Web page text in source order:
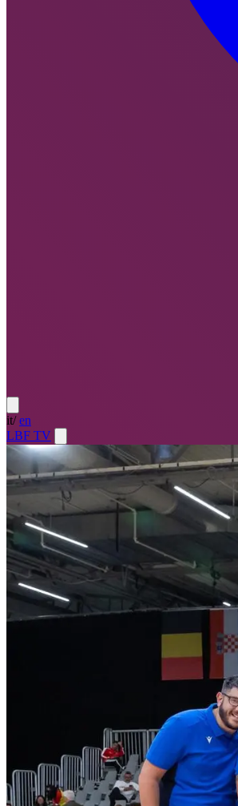
it/ en
LBF TV